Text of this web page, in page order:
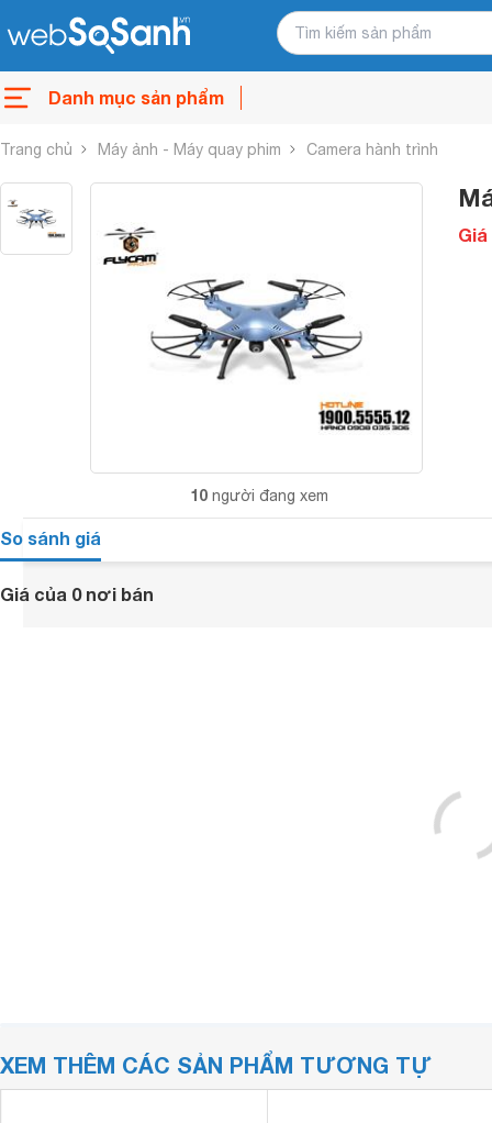
Danh mục sản phẩm
Trang chủ Máy ảnh - Máy quay phim Camera hành trình
10 người đang xem
So sánh giá
Giá của 0 nơi bán
XEM THÊM CÁC SẢN PHẨM TƯƠNG TỰ